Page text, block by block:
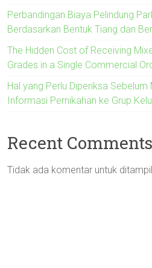
Perbandingan Biaya Pelindung
Berdasarkan Bentuk Tiang dan
The Hidden Cost of Receiving
Grades in a Single Commercial
Hal yang Perlu Diperiksa Sebelum
Informasi Pernikahan ke Grup
Recent Comments
Tidak ada komentar untuk